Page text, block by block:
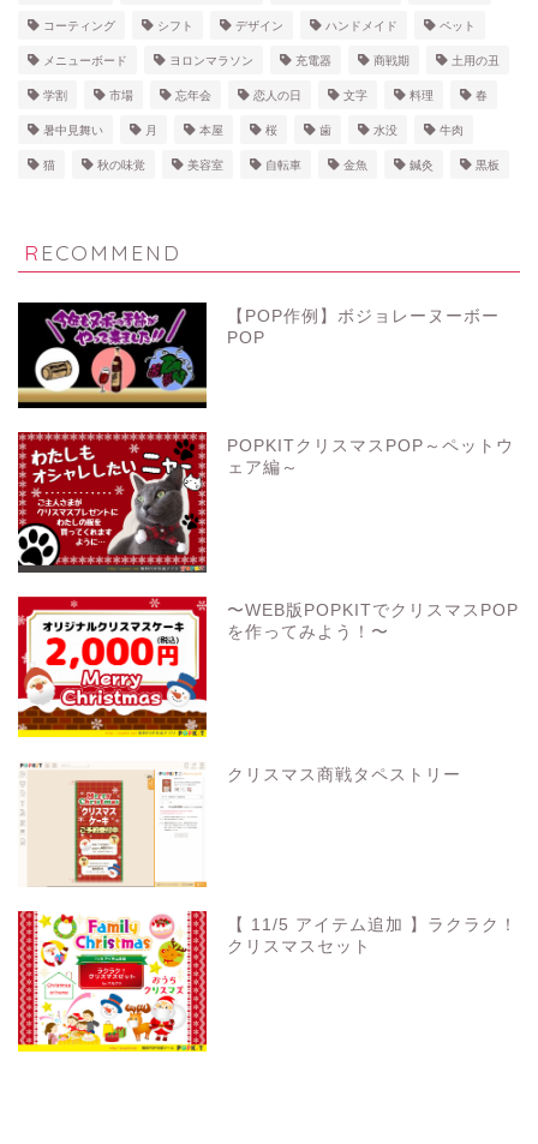
コーティング シフト デザイン ハンドメイド ペット
メニューボード ヨロンマラソン 充電器 商戦期 土用の丑
学割 市場 忘年会 恋人の日 文字 料理 春
暑中見舞い 月 本屋 桜 歯 水没 牛肉
猫 秋の味覚 美容室 自転車 金魚 鍼灸 黒板
RECOMMEND
【POP作例】ボジョレーヌーボー
POP
POPKITクリスマスPOP～ペットウ
ェア編～
〜WEB版POPKITでクリスマスPOP
を作ってみよう！〜
クリスマス商戦タペストリー
【 11/5 アイテム追加 】ラクラク！
クリスマスセット